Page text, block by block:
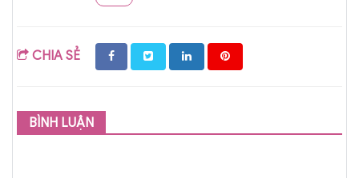
CHIA SẺ
BÌNH LUẬN